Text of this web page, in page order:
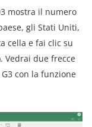
mostra il numero
gli Stati Uniti,
cella e fai clic su
. Vedrai due frecce
con la funzione